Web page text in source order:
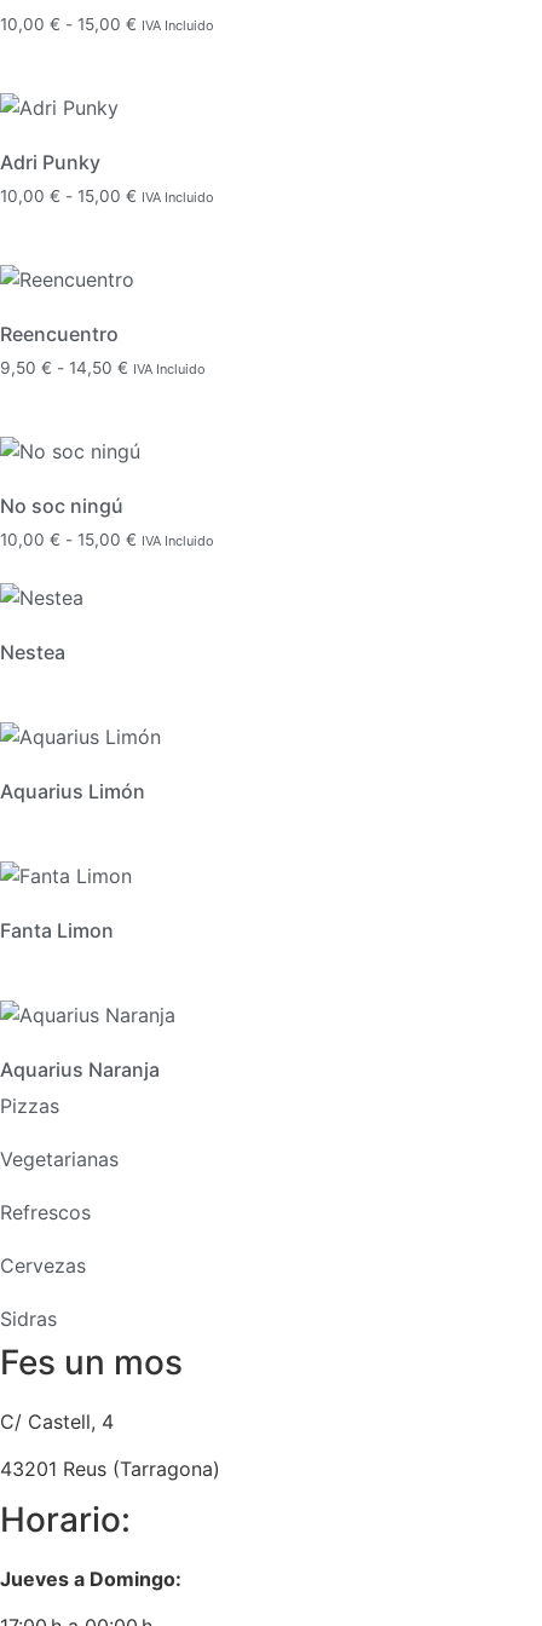
10,00 € - 15,00 € Rango
IVA Incluido
Adri Punky
10,00 € - 15,00 € Rango
IVA Incluido
Reencuentro
9,50 € - 14,50 € Rango
desde
9,50 €
IVA Incluido
No soc ningú
10,00 € - 15,00 € Rango
IVA Incluido
Nestea
Aquarius Limón
Fanta Limon
Aquarius Naranja
Pizzas
Vegetarianas
Refrescos
Cervezas
Sidras
Fes un mos
C/ Castell, 4
43201 Reus (Tarragona)
Horario:
Jueves a Domingo: